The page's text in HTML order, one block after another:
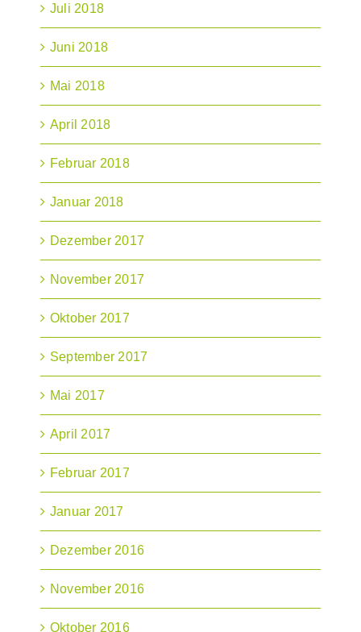
Juli 2018
Juni 2018
Mai 2018
April 2018
Februar 2018
Januar 2018
Dezember 2017
November 2017
Oktober 2017
September 2017
Mai 2017
April 2017
Februar 2017
Januar 2017
Dezember 2016
November 2016
Oktober 2016